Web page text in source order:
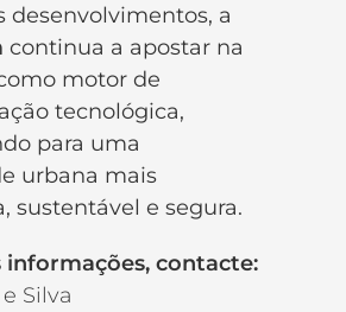
desenvolvimentos, a
continua a apostar na
motor de
tecnológica,
para uma
urbana mais
sustentável e segura.
informações, contacte:
Silva